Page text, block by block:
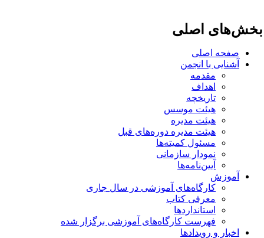
اصلی
صفحه اصلی
آشنایی با انجمن
مقدمه
اهداف
تاریخچه
هیئت موسس
هیئت مدیره
هیئت مدیره دوره‌های قبل
مسئول کمیته‌ها
نمودار سازمانی
آیین‌نامه‌ها
آموزش
کارگاه‌های آموزشی در سال جاری
معرفی کتاب
استانداردها
فهرست کارگاه‌های آموزشی برگزار شده
اخبار و رویدادها